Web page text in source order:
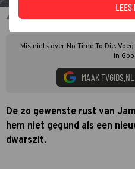
No Time to Die
Mis niets over No Time To Die.
in
MAAK
De zo gewenste rust van
hem niet gegund als een
dwarszit.
LEES